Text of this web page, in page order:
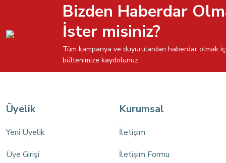
Bizden Haberdar
İster misiniz?
Tüm kampanya ve duyurulardan haberdar olmak
bültenimize kaydolunuz.
Üyelik
Yeni Üyelik
Üye Girişi
Kurumsal
İletişim
İletişim Formu